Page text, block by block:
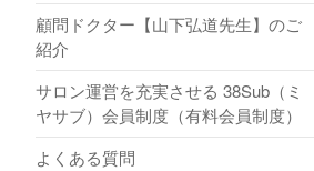
顧問ドクター【山下弘道先生】のご
紹介
サロン運営を充実させる 38Sub（ミ
ヤサブ）会員制度（有料会員制度）
よくある質問